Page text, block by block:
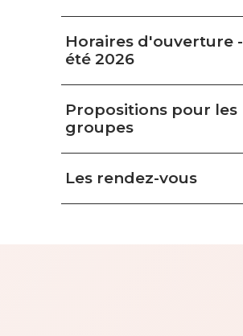
Horaires d'ouverture -
été 2026
Propositions pour les
groupes
Les rendez-vous